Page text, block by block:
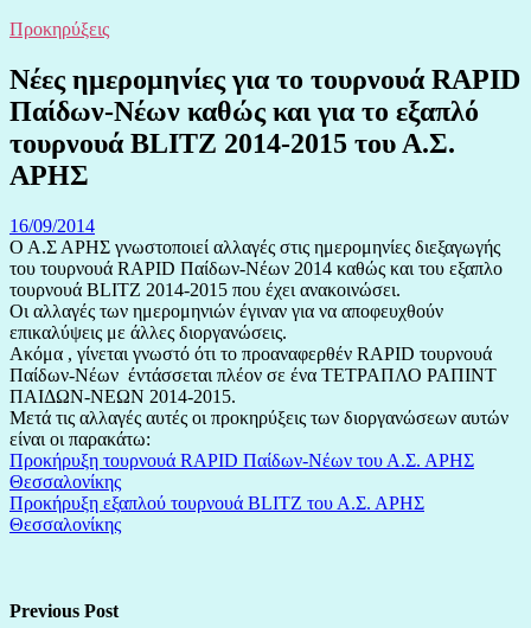
Προκηρύξεις
Νέες ημερομηνίες για το τουρνουά RAPID
Παίδων-Νέων καθώς και για το εξαπλό
τουρνουά BLITZ 2014-2015 του Α.Σ.
ΑΡΗΣ
16/09/2014
Ο Α.Σ ΑΡΗΣ γνωστοποιεί αλλαγές στις ημερομηνίες διεξαγωγής
του τουρνουά RAPID Παίδων-Νέων 2014 καθώς και του εξαπλο
τουρνουά BLITZ 2014-2015 που έχει ανακοινώσει.
Οι αλλαγές των ημερομηνιών έγιναν για να αποφευχθούν
επικαλύψεις με άλλες διοργανώσεις.
Ακόμα , γίνεται γνωστό ότι το προαναφερθέν RAPID τουρνουά
Παίδων-Νέων έντάσσεται πλέον σε ένα ΤΕΤΡΑΠΛΟ ΡΑΠΙΝΤ
ΠΑΙΔΩΝ-ΝΕΩΝ 2014-2015.
Μετά τις αλλαγές αυτές οι προκηρύξεις των διοργανώσεων αυτών
είναι οι παρακάτω:
Προκήρυξη τουρνουά RAPID Παίδων-Νέων του Α.Σ. ΑΡΗΣ
Θεσσαλονίκης
Προκήρυξη εξαπλού τουρνουά BLITZ του Α.Σ. ΑΡΗΣ
Θεσσαλονίκης
Previous Post